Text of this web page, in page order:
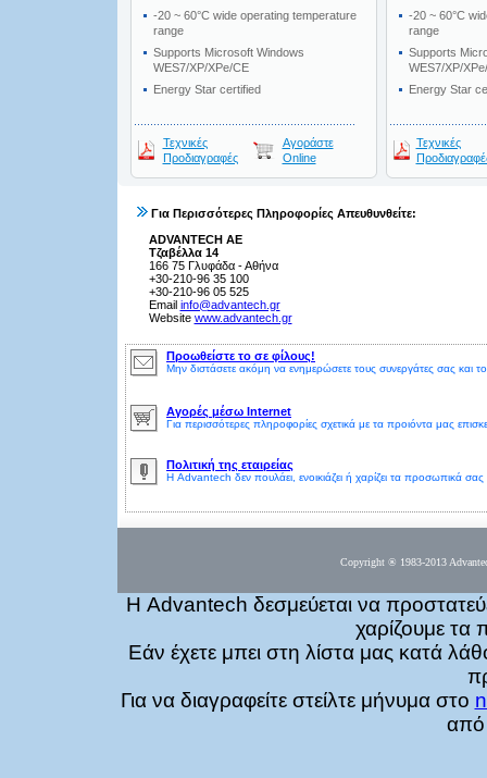
-20 ~ 60°C wide operating temperature
range
Supports Microsoft Windows
WES7/XP/XPe/CE
Energy Star certified
Τεχνικές
Προδιαγραφές
Αγοράστε
Online
-20 ~ 60°C
range
Supports
WES7/XP/
Energy Star
Τεχνικές
Για Περισσότερες Πληροφορίες Απευθυνθείτε:
ADVANTECH AE
Τζαβέλλα 14
166 75 Γλυφάδα - Αθήνα
+30-210-96 35 100
+30-210-96 05 525
Email info@advantech.gr
Website www.advantech.gr
Προωθείστε το σε φίλους!
Μην διστάσετε ακόμη να ενημερώσετε τους συνεργάτες σας και
Αγορές μέσω Internet
Για περισσότερες πληροφορίες σχετικά με τα προιόντα μας
Πολιτική της εταιρείας
Η Advantech δεν πουλάει, ενοικιάζει ή χαρίζει τα προσωπικά σας
Copyright ® 1983-2013
Η Advantech δεσμεύεται να
χαρίζουμε τα
Εάν έχετε μπει στη λίστα μας κατά
Για να διαγραφείτε στείλτε μήνυμα στο
από